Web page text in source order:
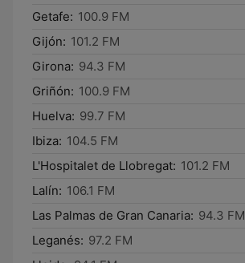
Getafe: 100.9 FM
Gijón: 101.2 FM
Girona: 94.3 FM
Griñón: 100.9 FM
Huelva: 99.7 FM
Ibiza: 104.5 FM
L'Hospitalet de Llobregat: 101.2 FM
Lalín: 106.1 FM
Las Palmas de Gran Canaria: 94.3 FM
Leganés: 97.2 FM